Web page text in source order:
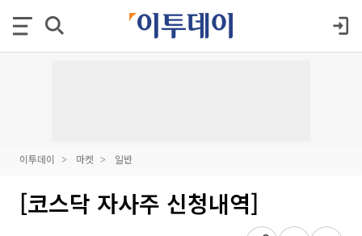
이투데이 마켓 일반
[코스닥 자사주 신청내역]